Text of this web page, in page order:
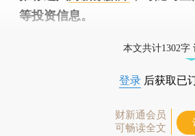
等投资信息。
本文共计1302字
登录 后获取已
财新通会员
可畅读全文